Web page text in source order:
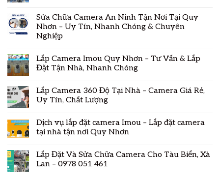
Sửa Chữa Camera An Ninh Tận Nơi Tại Quy
Nhơn – Uy Tín, Nhanh Chóng & Chuyên
Nghiệp
Lắp Camera Imou Quy Nhơn – Tư Vấn & Lắp
Đặt Tận Nhà, Nhanh Chóng
Lắp Camera 360 Độ Tại Nhà – Camera Giá Rẻ,
Uy Tín, Chất Lượng
Dịch vụ lắp đặt camera Imou – Lắp đặt camera
tại nhà tận nơi Quy Nhơn
Lắp Đặt Và Sửa Chữa Camera Cho Tàu Biển, Xà
Lan – 0978 051 461